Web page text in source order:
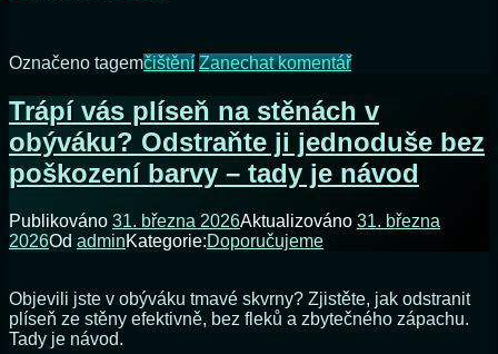
barvy,
si
pamatujete
z
prodejny
–
na
domácí
bez
tepovače
Označeno tagemčištění Zanechat komentářna
koberci
a
sedačce
barvy,
které
pamatujete
návod
na
Trápí vás plíseň na stěnách v
obýváku? Odstraňte ji jednoduše bez
poškození barvy – tady je návod
Publikováno 31. března 2026Aktualizováno 31. března
2026Od adminKategorie:Doporučujeme
Objevili jste v obýváku tmavé skvrny? Zjistěte, jak odstranit
plíseň ze stěny efektivně, bez fleků a zbytečného zápachu.
Tady je návod.